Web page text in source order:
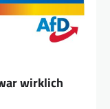
wirklich